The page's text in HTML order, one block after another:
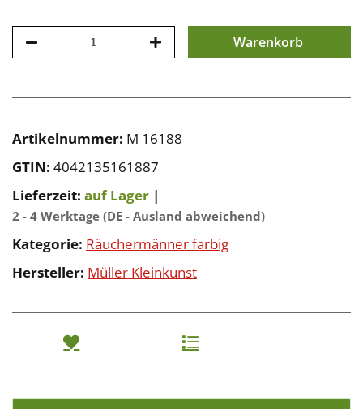
Warenkorb
Artikelnummer: M 16188
GTIN: 4042135161887
Lieferzeit: auf Lager |
2 - 4 Werktage (DE - Ausland abweichend)
Kategorie: Räuchermänner farbig
Hersteller: Müller Kleinkunst